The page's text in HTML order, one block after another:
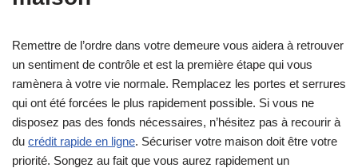
Remettre de l’ordre dans votre demeure vous aidera à retrouver
un sentiment de contrôle et est la première étape qui vous
ramènera à votre vie normale. Remplacez les portes et serrures
qui ont été forcées le plus rapidement possible. Si vous ne
disposez pas des fonds nécessaires, n’hésitez pas à recourir à
du crédit rapide en ligne. Sécuriser votre maison doit être votre
priorité. Songez au fait que vous aurez rapidement un